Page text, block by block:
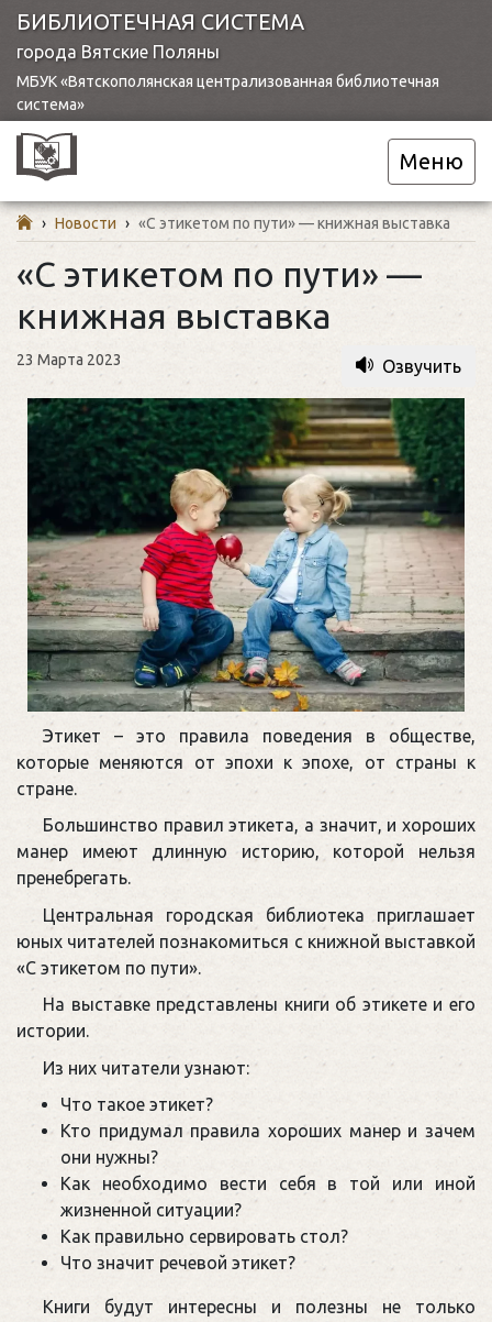
БИБЛИОТЕЧНАЯ СИСТЕМА
города Вятские Поляны
МБУК «Вятскополянская централизованная библиотечная
система»
Меню
› Новости › «С этикетом по пути» — книжная выставка
«С этикетом по пути» —
книжная выставка
23 Марта 2023 Озвучить
Этикет – это правила поведения в обществе,
которые меняются от эпохи к эпохе, от страны к
стране.
Большинство правил этикета, а значит, и хороших
манер имеют длинную историю, которой нельзя
пренебрегать.
Центральная городская библиотека приглашает
юных читателей познакомиться с книжной выставкой
«С этикетом по пути».
На выставке представлены книги об этикете и его
истории.
Из них читатели узнают:
Что такое этикет?
Кто придумал правила хороших манер и зачем
они нужны?
Как необходимо вести себя в той или иной
жизненной ситуации?
Как правильно сервировать стол?
Что значит речевой этикет?
Книги будут интересны и полезны не только